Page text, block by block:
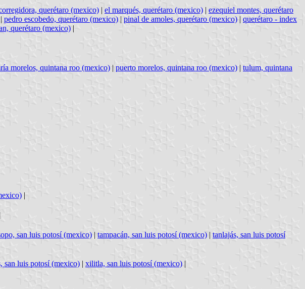
querétaro (mexico) | el marqués, querétaro (mexico) | ezequiel montes, querétaro
| pedro escobedo, querétaro (mexico) | pinal de amoles, querétaro (mexico) | querétaro - index
querétaro (mexico) |
morelos, quintana roo (mexico) | puerto morelos, quintana roo (mexico) | tulum, quintana
|
san luis potosí (mexico) | tampacán, san luis potosí (mexico) | tanlajás, san luis potosí
san luis potosí (mexico) | xilitla, san luis potosí (mexico) |